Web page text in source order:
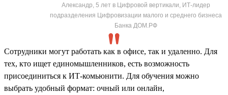
Александр, 5 лет в Цифровой вертикали, ИТ-лидер
подразделения Цифровизации малого и среднего бизнеса
Банка ДОМ.РФ
Сотрудники могут работать как в офисе, так и удаленно. Для
тех, кто ищет единомышленников, есть возможность
присоединиться к ИТ-комьюнити. Для обучения можно
выбрать удобный формат: очный или онлайн,